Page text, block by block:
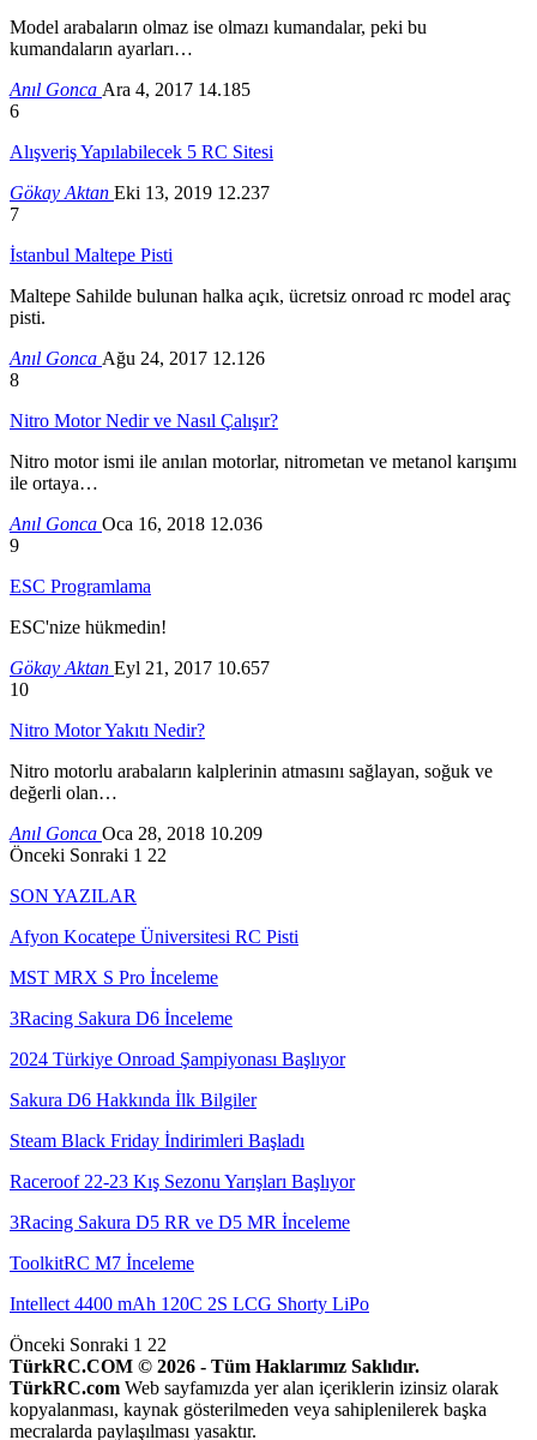
Model arabaların olmaz ise olmazı kumandalar, peki bu
kumandaların ayarları…
Anıl Gonca Ara 4, 2017 14.185
6
Alışveriş Yapılabilecek 5 RC Sitesi
Gökay Aktan Eki 13, 2019 12.237
7
İstanbul Maltepe Pisti
Maltepe Sahilde bulunan halka açık, ücretsiz onroad rc model araç
pisti.
Anıl Gonca Ağu 24, 2017 12.126
8
Nitro Motor Nedir ve Nasıl Çalışır?
Nitro motor ismi ile anılan motorlar, nitrometan ve metanol karışımı
ile ortaya…
Anıl Gonca Oca 16, 2018 12.036
9
ESC Programlama
ESC'nize hükmedin!
Gökay Aktan Eyl 21, 2017 10.657
10
Nitro Motor Yakıtı Nedir?
Nitro motorlu arabaların kalplerinin atmasını sağlayan, soğuk ve
değerli olan…
Anıl Gonca Oca 28, 2018 10.209
Önceki Sonraki 1 22
SON YAZILAR
Afyon Kocatepe Üniversitesi RC Pisti
MST MRX S Pro İnceleme
3Racing Sakura D6 İnceleme
2024 Türkiye Onroad Şampiyonası Başlıyor
Sakura D6 Hakkında İlk Bilgiler
Steam Black Friday İndirimleri Başladı
Raceroof 22-23 Kış Sezonu Yarışları Başlıyor
3Racing Sakura D5 RR ve D5 MR İnceleme
ToolkitRC M7 İnceleme
Intellect 4400 mAh 120C 2S LCG Shorty LiPo
Önceki Sonraki 1 22
TürkRC.COM © 2026 - Tüm Haklarımız Saklıdır.
TürkRC.com Web sayfamızda yer alan içeriklerin izinsiz olarak
kopyalanması, kaynak gösterilmeden veya sahiplenilerek başka
mecralarda paylaşılması yasaktır.